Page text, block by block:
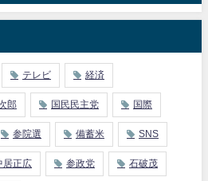
テレビ 経済
郎 国民民主党 国際
参院選 備蓄米 SNS
居正広 参政党 石破茂